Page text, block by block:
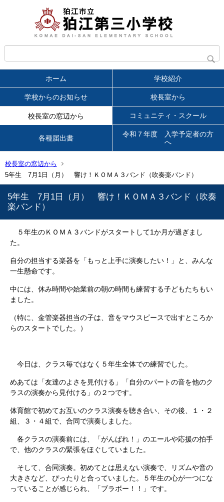
ホーム 学校紹介
学校からのお知らせ 校長室から
校長室の窓辺から コミュニティ・スクール
各種届出書
令和７年度 入学予定者の方
へ
校長室の窓辺から
5年生 7月1日（月） 響け！ＫＯＭＡ３バンド（吹奏楽バンド）
5年生 7月1日（月） 響け！ＫＯＭＡ３バンド（吹奏
楽バンド）
５年生のＫＯＭＡ３バンドがスタートして1か月が過ぎまし
た。
自分の担当する楽器を「もっと上手に演奏したい！」と、みんな
一生懸命です。
中には、休み時間や始業前の朝の時間も練習する子どもたちもい
ました。
（特に、金管楽器担当の子は、音をマウスピースで出すところか
らのスタートでした。）
今日は、クラス毎ではなく５年生全体での練習でした。
めあては「友達のよさを見付ける」「自分のパートの音を他のク
ラスの演奏から見付ける」の２つです。
体育館で初めてお互いのクラス演奏を聴き合い、その後、１・２
組、３・４組で、合同で演奏しました。
各クラスの演奏前には、「がんばれ！」のエールや応援の拍手
で、他のクラスの緊張をほぐしていました。
そして、合同演奏。初めてとは思えない演奏で、リズムや音の
大きさなど、ぴったりと合っていました。５年生の心が一つにな
っていることが感じられ、「ブラボー！！」です。